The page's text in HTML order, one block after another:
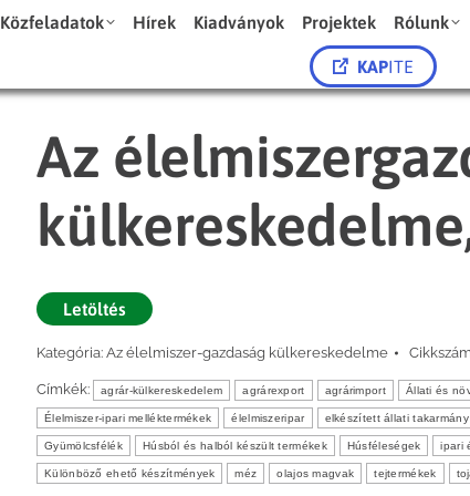
Közfeladatok Hírek Kiadványok Projektek Rólunk
KAPITE
Az
Letöltés
Kategória: Az élelmiszer-gazdaság külkereskedelme
Címkék: agrár-külkereskedelem agrárexport agrárimport Állati és
Élelmiszer-ipari melléktermékek élelmiszeripar elkészített állati takarmány
Gyümölcsfélék Húsból és halból készült termékek Húsféleségek ipari
Különböző ehető készítmények méz olajos magvak tejtermékek